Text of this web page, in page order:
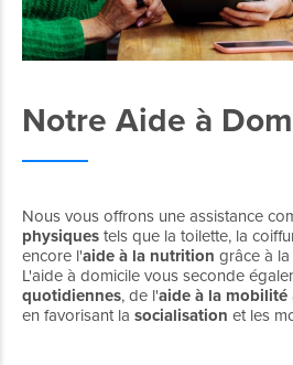
Notre Aide à
Nous vous offrons une assistance
physiques tels que la toilette, la
encore l'aide à la nutrition grâce à
L'aide à domicile vous seconde
quotidiennes, de l'aide à la mobilité
en favorisant la socialisation et les